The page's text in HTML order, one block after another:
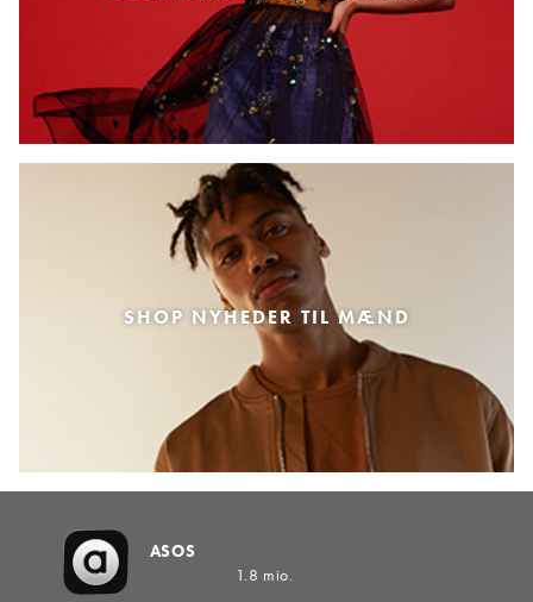
SHOP NYHEDER TIL MÆND
ASOS
1.8 mio.